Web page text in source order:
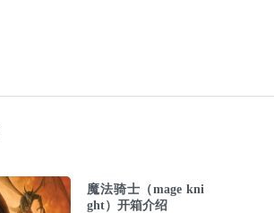
魔法骑士（mage kni
ght）开箱介绍